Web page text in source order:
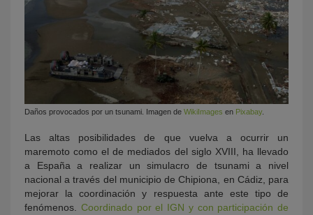
Daños provocados por un tsunami. Imagen de WikiImages en Pixabay.
Las altas posibilidades de que vuelva a ocurrir un
maremoto como el de mediados del siglo XVIII, ha llevado
a España a realizar un simulacro de tsunami a nivel
nacional a través del municipio de Chipiona, en Cádiz, para
mejorar la coordinación y respuesta ante este tipo de
fenómenos.
Coordinado por el IGN y con participación de